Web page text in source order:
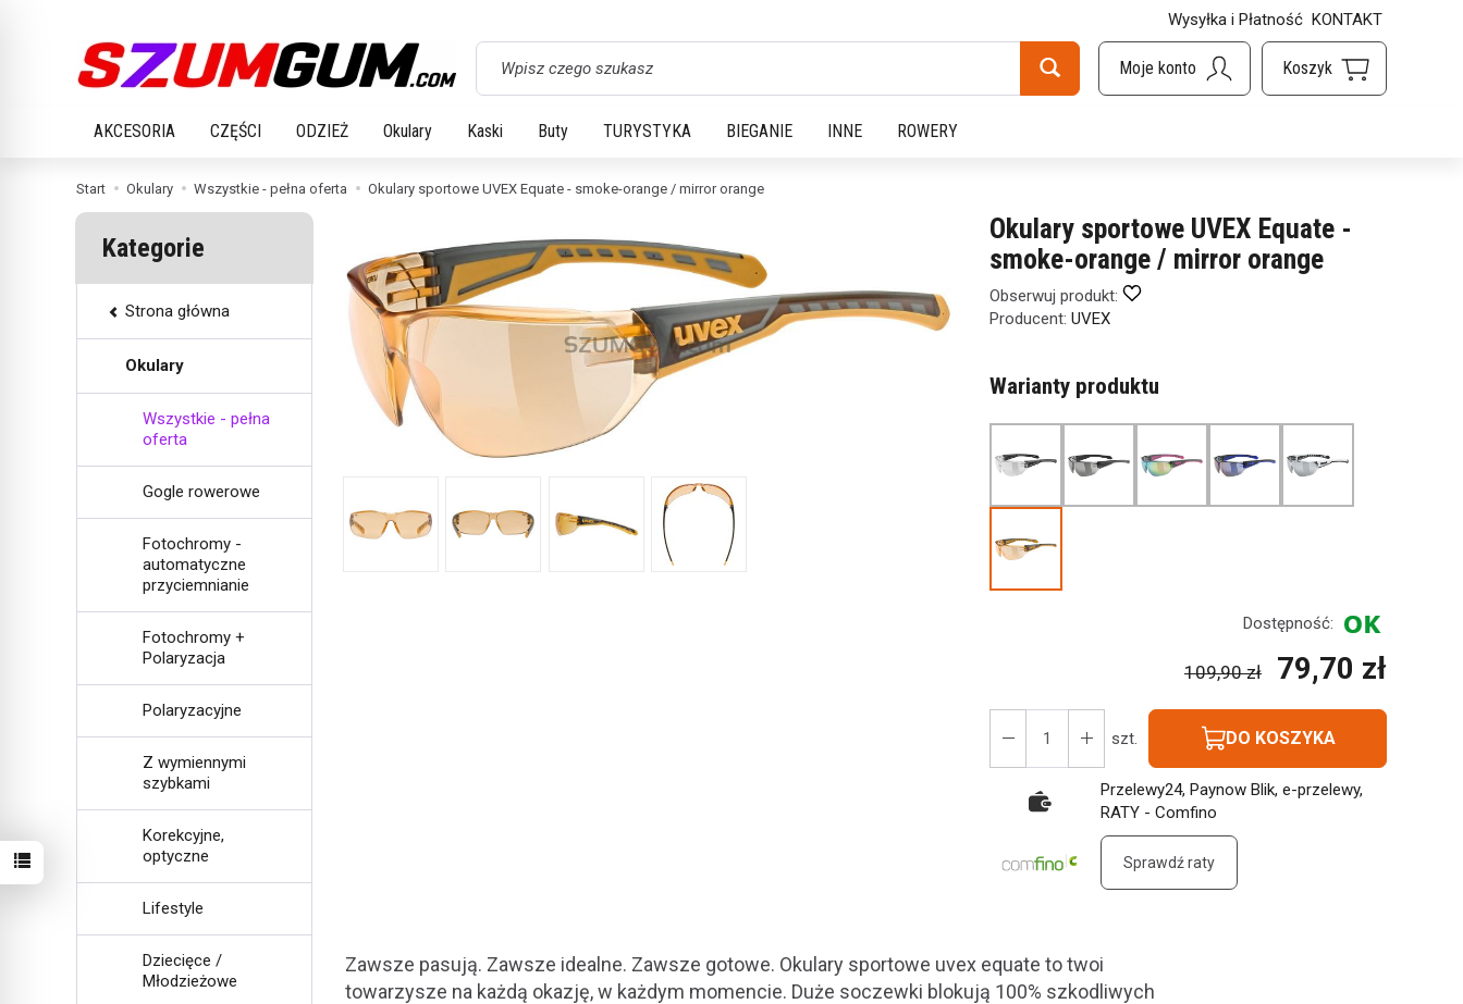
Wysyłka i Płatność KONTAKT
Wyszukaj
AKCESORIA CZĘŚCI ODZIEŻ Okulary Kaski Buty TURYSTYKA BIEGANIE INNE ROWERY
Start Okulary Wszystkie - pełna oferta Okulary sportowe UVEX Equate - smoke-orange / mirror orange
Okulary sportowe UVEX Equate -
smoke-orange / mirror orange
Obserwuj produkt:
Producent: UVEX
Warianty produktu
Dostępność:
109,90 zł 79,70 zł
szt. DO KOSZYKA
Przelewy24, Paynow Blik, e-przelewy,
RATY - Comfino
Sprawdź raty
Zawsze pasują. Zawsze idealne. Zawsze gotowe. Okulary sportowe uvex equate to twoi
towarzysze na każdą okazję, w każdym momencie. Duże soczewki blokują 100% szkodliwych
Kategorie
Strona główna
Okulary
Wszystkie - pełna
oferta
Gogle rowerowe
Fotochromy -
automatyczne
przyciemnianie
Fotochromy +
Polaryzacja
Polaryzacyjne
Z wymiennymi
szybkami
Korekcyjne,
optyczne
Lifestyle
Dziecięce /
Młodzieżowe